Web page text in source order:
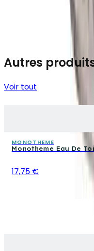
Autres
Voir tout
MONOTHEME
Monotheme Eau De
17,75 €